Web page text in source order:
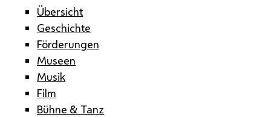
Übersicht
Geschichte
Förderungen
Museen
Musik
Film
Bühne & Tanz